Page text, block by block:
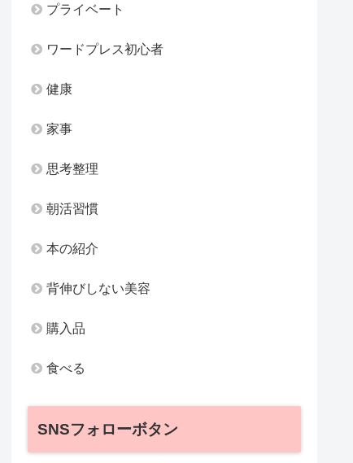
プライベート
ワードプレス初心者
健康
家事
思考整理
朝活習慣
本の紹介
背伸びしない美容
購入品
食べる
SNSフォローボタン